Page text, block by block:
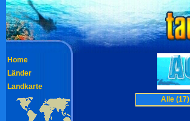
Alle (17)
Home
Länder
Landkarte